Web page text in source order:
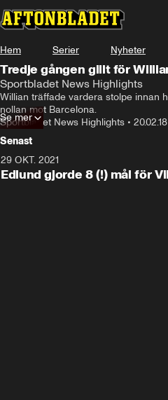
Hem Serier Nyheter
Tredje gången gillt för
Sportbladet News Highlights
Willian träffade vardera stolpe innan
nollan mot Barcelona.
Sportbladet News Highlights • 20.02.18
Se mer
Senast
29 OKT. 2021
Edlund gjorde 8 (!) mål för